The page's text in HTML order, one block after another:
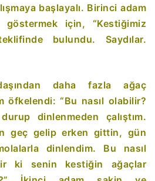
başlayalı. Birinci adam
göstermek için, “Kestiğimiz
bulundu. Saydılar.
daha fazla ağaç
öfkelendi: “Bu nasıl olabilir?
dinlenmeden çalıştım.
geç gelip erken gittin, gün
dinlendim. Bu nasıl
ki senin kestiğin ağaçlar